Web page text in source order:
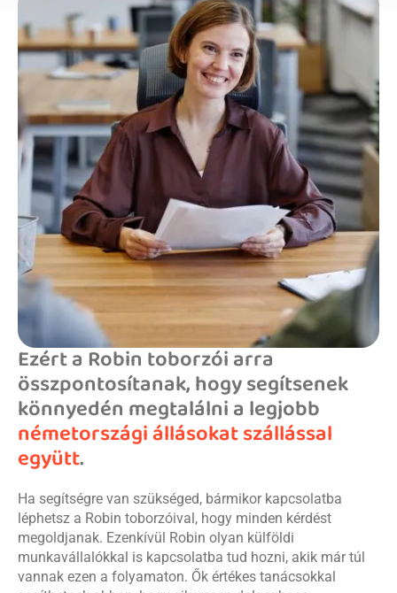
Ezért a Robin toborzói arra
összpontosítanak, hogy segítsenek
könnyedén megtalálni a legjobb
németországi állásokat szállással
együtt.
Ha segítségre van szükséged, bármikor kapcsolatba
léphetsz a Robin toborzóival, hogy minden kérdést
megoldjanak. Ezenkívül Robin olyan külföldi
munkavállalókkal is kapcsolatba tud hozni, akik már túl
vannak ezen a folyamaton. Ők értékes tanácsokkal